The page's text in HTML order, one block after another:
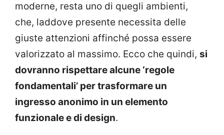
moderne, resta uno di quegli ambienti,
che, laddove presente necessita delle
giuste attenzioni affinché possa essere
valorizzato al massimo. Ecco che quindi, si
dovranno rispettare alcune ‘regole
fondamentali’ per trasformare un
ingresso anonimo in un elemento
funzionale e di design.